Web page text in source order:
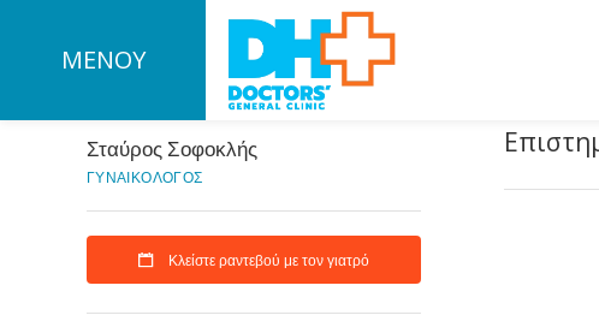
ΜΕΝΟΥ
Σταύρος Σοφοκλής
ΓΥΝΑΙΚΟΛΟΓΟΣ
Κλείστε ραντεβού με τον γιατρό